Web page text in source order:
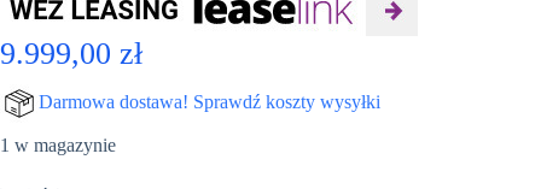
9.999,00 zł
Darmowa dostawa! Sprawdź koszty wysyłki
1 w magazynie